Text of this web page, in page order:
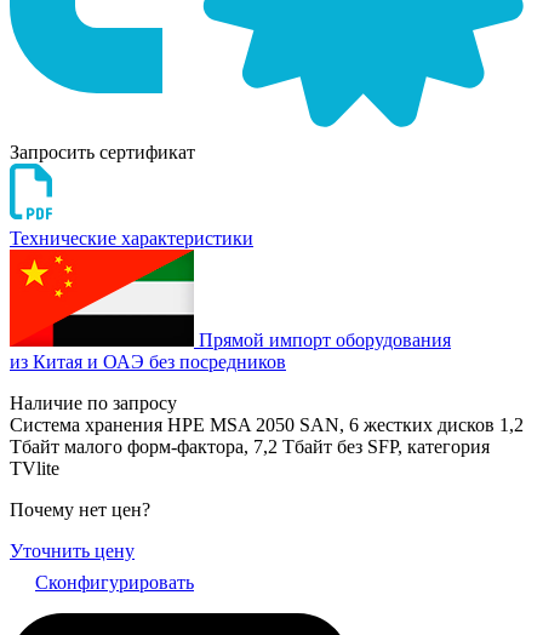
Запросить сертификат
Технические характеристики
Прямой импорт оборудования
из Китая и ОАЭ без посредников
Наличие по запросу
Система хранения HPE MSA 2050 SAN, 6 жестких дисков 1,2
Тбайт малого форм-фактора, 7,2 Тбайт без SFP, категория
TVlite
Почему нет цен?
Уточнить цену
Сконфигурировать